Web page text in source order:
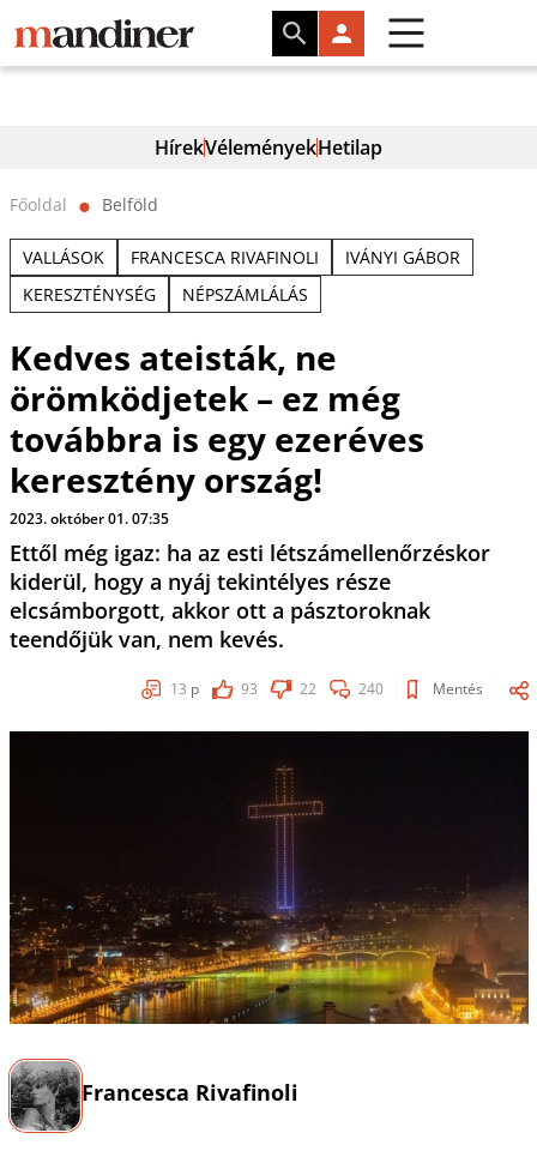
HírekVéleményekHetilap
Főoldal ⬤ Belföld
VALLÁSOK FRANCESCA RIVAFINOLI
IVÁNYI GÁBOR
KERESZTÉNYSÉG
NÉPSZÁMLÁLÁS
Kedves ateisták, ne
örömködjetek – ez még
továbbra is egy ezeréves
keresztény ország!
2023. október 01. 07:35
Ettől még igaz: ha az esti létszámellenőrzéskor
kiderül, hogy a nyáj tekintélyes része
elcsámborgott, akkor ott a pásztoroknak
teendőjük van, nem kevés.
13 p 93 22 240 Mentés
Francesca Rivafinoli